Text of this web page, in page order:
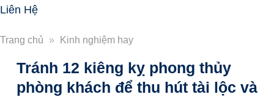
Liên Hệ
Trang chủ » Kinh nghiệm hay
Tránh 12 kiêng kỵ phong thủy
phòng khách để thu hút tài lộc và